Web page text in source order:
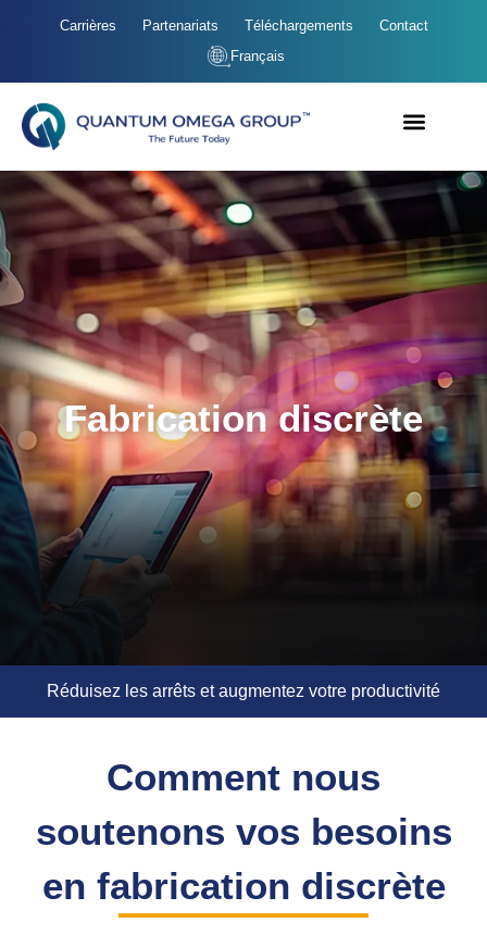
Carrières Partenariats Téléchargements
Contact
Français
Fabrication discrète
Réduisez les arrêts et augmentez votre productivité
Comment nous
soutenons vos besoins
en fabrication discrète